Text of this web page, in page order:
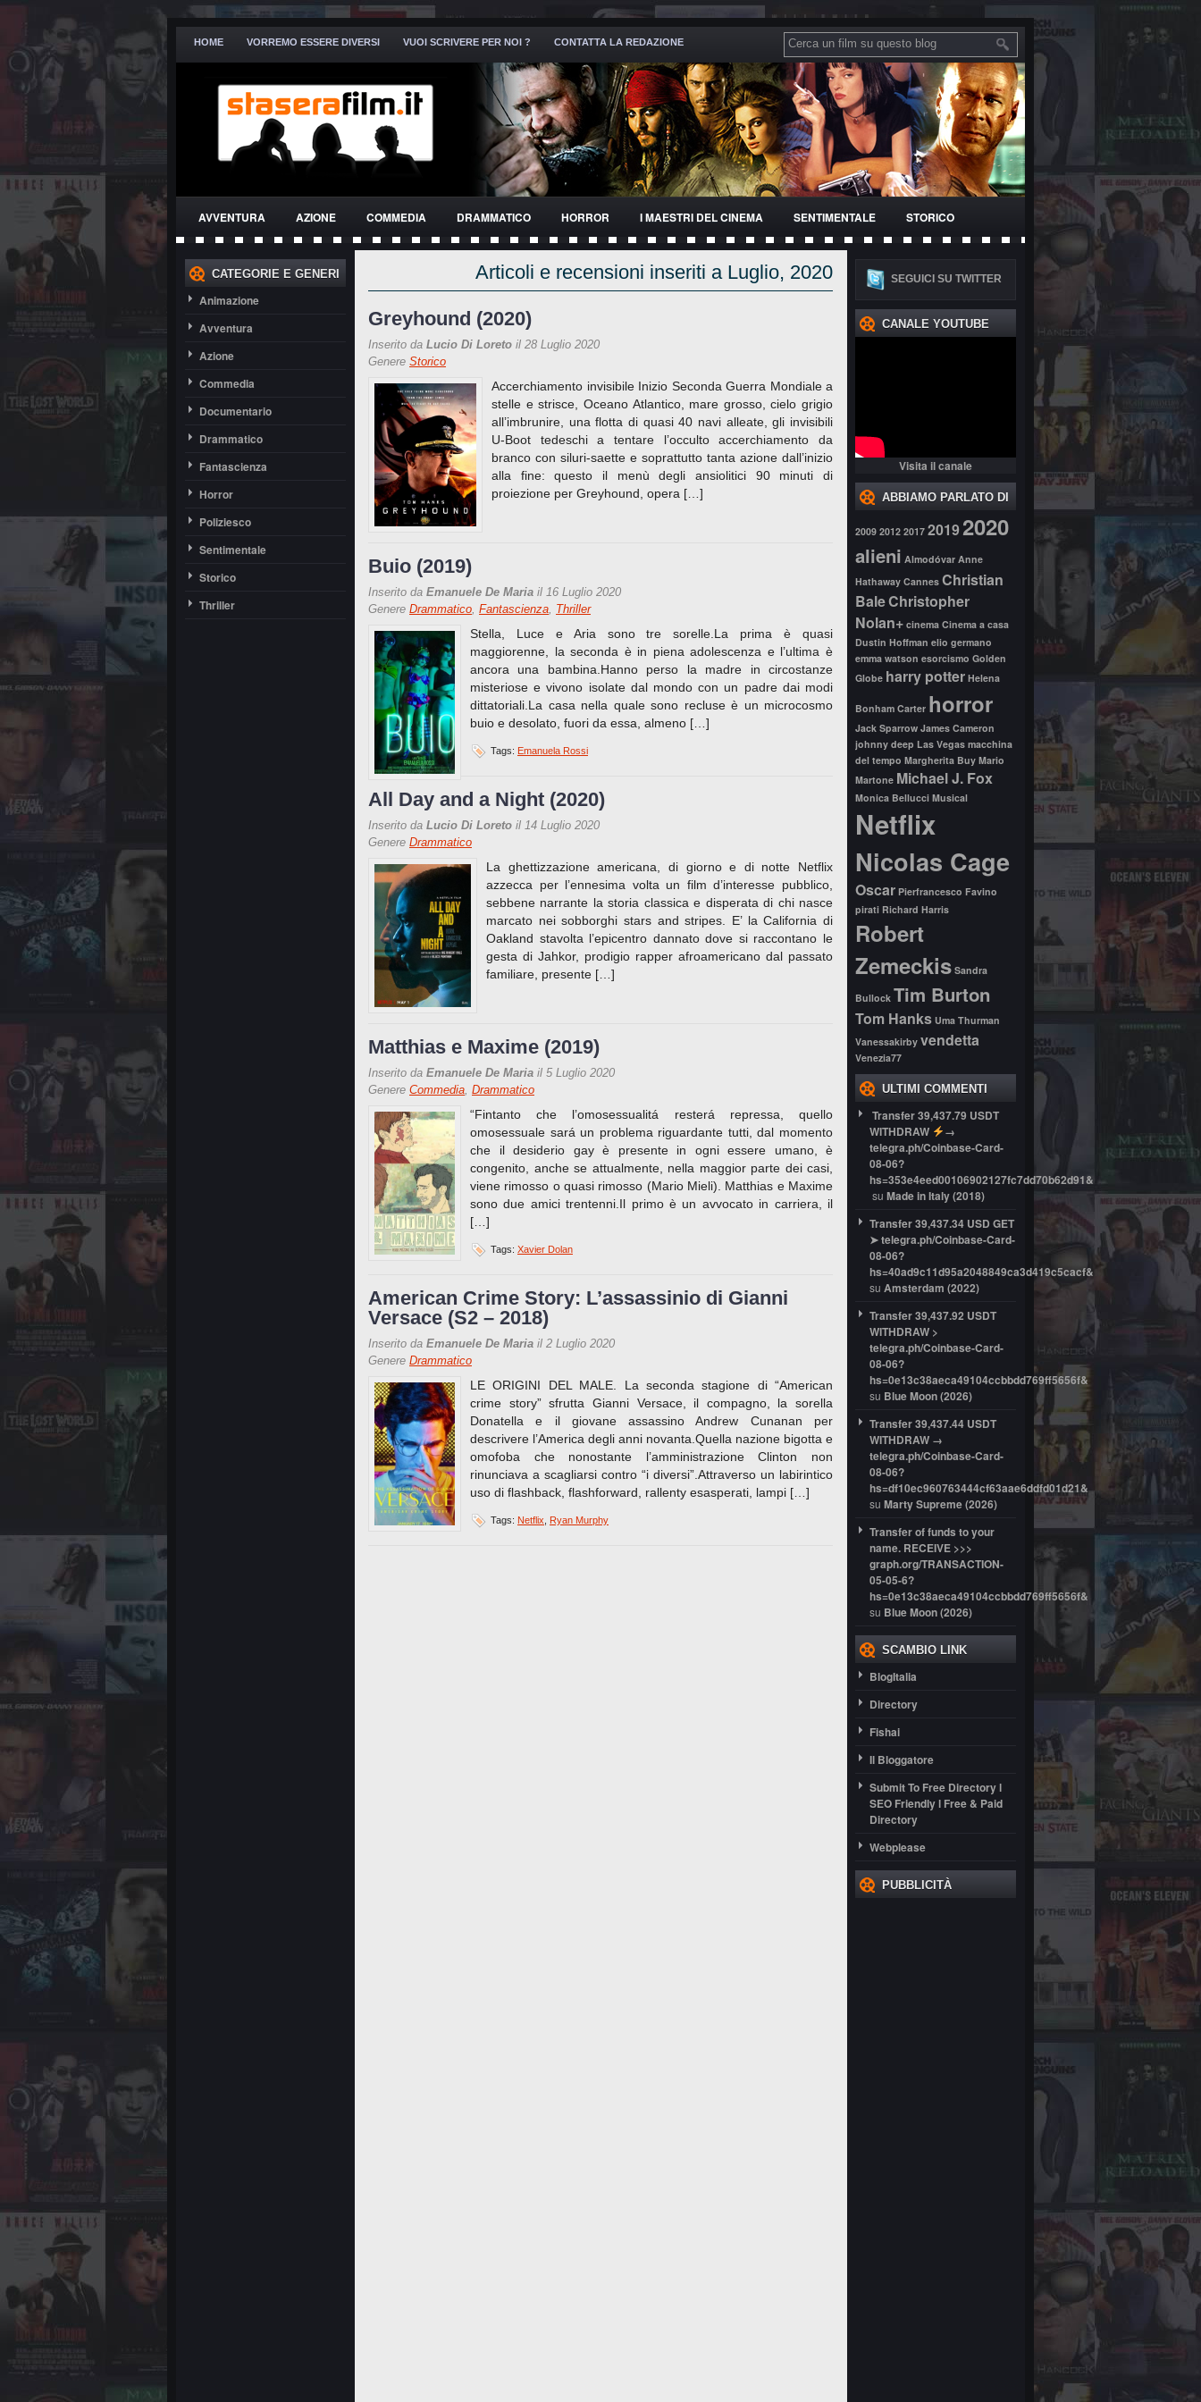
HOME VORREMO ESSERE DIVERSI VUOI SCRIVERE PER NOI ? CONTATTA LA REDAZIONE
AVVENTURA AZIONE COMMEDIA DRAMMATICO HORROR I MAESTRI DEL CINEMA SENTIMENTALE STORICO
THRILLER
CATEGORIE E GENERI
Animazione
Avventura
Azione
Commedia
Documentario
Drammatico
Fantascienza
Horror
Poliziesco
Sentimentale
Storico
Thriller
Articoli e recensioni inseriti a Luglio, 2020
Greyhound (2020)
Inserito da Lucio Di Loreto il 28 Luglio 2020
Genere Storico
Accerchiamento invisibile Inizio Seconda Guerra Mondiale a
stelle e strisce, Oceano Atlantico, mare grosso, cielo grigio
all’imbrunire, una flotta di quasi 40 navi alleate, gli invisibili
U-Boot tedeschi a tentare l’occulto accerchiamento da
branco con siluri-saette e soprattutto tanta azione dall’inizio
alla fine: questo il menù degli ansiolitici 90 minuti di
proiezione per Greyhound, opera […]
Buio (2019)
Inserito da Emanuele De Maria il 16 Luglio 2020
Genere Drammatico, Fantascienza, Thriller
Stella, Luce e Aria sono tre sorelle.La prima è quasi
maggiorenne, la seconda è in piena adolescenza e l’ultima è
ancora una bambina.Hanno perso la madre in circostanze
misteriose e vivono isolate dal mondo con un padre dai modi
dittatoriali.La casa nella quale sono recluse è un microcosmo
buio e desolato, fuori da essa, almeno […]
Tags: Emanuela Rossi
All Day and a Night (2020)
Inserito da Lucio Di Loreto il 14 Luglio 2020
Genere Drammatico
La ghettizzazione americana, di giorno e di notte Netflix
azzecca per l’ennesima volta un film d’interesse pubblico,
sebbene narrante la storia classica e disperata di chi nasce
marcato nei sobborghi stars and stripes. E’ la California di
Oakland stavolta l’epicentro dannato dove si raccontano le
gesta di Jahkor, prodigio rapper afroamericano dal passato
familiare, presente […]
Matthias e Maxime (2019)
Inserito da Emanuele De Maria il 5 Luglio 2020
Genere Commedia, Drammatico
“Fintanto che l’omosessualitá resterá repressa, quello
omosessuale sará un problema riguardante tutti, dal momento
che il desiderio gay è presente in ogni essere umano, è
congenito, anche se attualmente, nella maggior parte dei casi,
viene rimosso o quasi rimosso (Mario Mieli). Matthias e Maxime
sono due amici trentenni.Il primo è un avvocato in carriera, il
[…]
Tags: Xavier Dolan
American Crime Story: L’assassinio di Gianni
Versace (S2 – 2018)
Inserito da Emanuele De Maria il 2 Luglio 2020
Genere Drammatico
LE ORIGINI DEL MALE. La seconda stagione di “American
crime story” sfrutta Gianni Versace, il compagno, la sorella
Donatella e il giovane assassino Andrew Cunanan per
descrivere l’America degli anni novanta.Quella nazione bigotta e
omofoba che nonostante l’amministrazione Clinton non
rinunciava a scagliarsi contro “i diversi”.Attraverso un labirintico
uso di flashback, flashforward, rallenty esasperati, lampi […]
Tags: Netflix Ryan Murphy
SEGUICI SU TWITTER
CANALE YOUTUBE
Visita il canale
ABBIAMO PARLATO DI
2009 2012 2017 20192020
alieni Almodóvar Anne
Hathaway Cannes Christian
BaleChristopher
Nolan+ cinema Cinema a casa
Dustin Hoffman elio germano
emma watson esorcismo Golden
Globe harry potter Helena
Bonham Carter horror
Jack Sparrow James Cameron
johnny deep Las Vegas macchina
del tempo Margherita Buy Mario
Martone Michael J. Fox
Monica Bellucci Musical
Netflix
Nicolas Cage
Oscar Pierfrancesco Favino
pirati Richard Harris
Robert
Zemeckis Sandra
Bullock Tim Burton
Tom Hanks Uma Thurman
Vanessakirby vendetta
Venezia77
ULTIMI COMMENTI
Transfer 39,437.79 USDT
WITHDRAW
→
telegra.ph/Coinbase-Card-
08-06?
hs=353e4eed00106902127fc7dd70b62d91&
su Made in Italy (2018)
Transfer 39,437.34 USD GET
➤ telegra.ph/Coinbase-Card-
08-06?
hs=40ad9c11d95a2048849ca3d419c5cacf&
su Amsterdam (2022)
Transfer 39,437.92 USDT
WITHDRAW >
telegra.ph/Coinbase-Card-
08-06?
hs=0e13c38aeca49104ccbbdd769ff5656f&
su Blue Moon (2026)
Transfer 39,437.44 USDT
WITHDRAW →
telegra.ph/Coinbase-Card-
08-06?
hs=df10ec960763444cf63aae6ddfd01d21&
su Marty Supreme (2026)
Transfer of funds to your
name. RECEIVE >>>
graph.org/TRANSACTION-
05-05-6?
hs=0e13c38aeca49104ccbbdd769ff5656f&
su Blue Moon (2026)
SCAMBIO LINK
BlogItalia
Directory
Fishai
Il Bloggatore
Submit To Free Directory l
SEO Friendly l Free & Paid
Directory
Webplease
PUBBLICITÀ